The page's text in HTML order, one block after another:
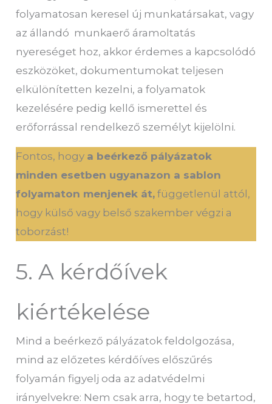
folyamatosan keresel új munkatársakat, vagy
az állandó munkaerő áramoltatás
nyereséget hoz, akkor érdemes a kapcsolódó
eszközöket, dokumentumokat teljesen
elkülönítetten kezelni, a folyamatok
kezelésére pedig kellő ismerettel és
erőforrással rendelkező személyt kijelölni.
Fontos, hogy a beérkező pályázatok
minden esetben ugyanazon a sablon
folyamaton menjenek át, függetlenül attól,
hogy külső vagy belső szakember végzi a
toborzást!
5. A kérdőívek
kiértékelése
Mind a beérkező pályázatok feldolgozása,
mind az előzetes kérdőíves előszűrés
folyamán figyelj oda az adatvédelmi
irányelvekre: Nem csak arra, hogy te betartod,